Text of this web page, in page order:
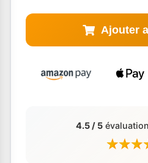
Ajouter
4.5 / 5